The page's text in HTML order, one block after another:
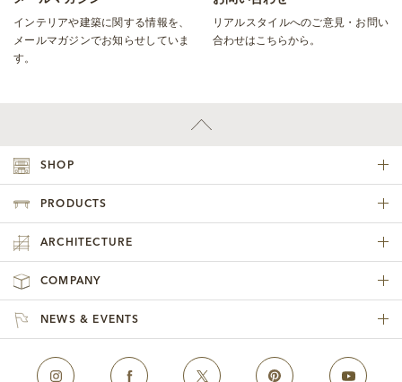
インテリアや建築に関する情報を、
メールマガジンでお知らせしていま
す。
リアルスタイルへのご意見・お問い
合わせはこちらから。
SHOP
PRODUCTS
ARCHITECTURE
COMPANY
NEWS & EVENTS